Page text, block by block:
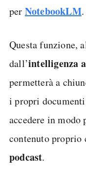
per NotebookLM.
Questa funzione,
dall’intelligenza
permetterà a
i propri
accedere in
contenuto proprio
podcast.